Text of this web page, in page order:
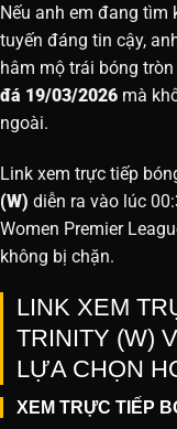
Nếu anh em đang tìm
tuyến đáng tin cậy,
hâm mộ trái bóng
đá 19/03/2026 mà
ngoài.
Link xem trực tiếp
(W) diễn ra vào lúc
Women Premier
không bị chặn.
LINK XEM
TRINITY (W)
LỰA CHỌN
XEM TRỰC TIẾP